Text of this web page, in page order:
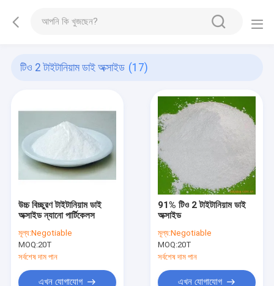
টিও 2 টাইটানিয়াম ডাই অক্সাইড (17)
উচ্চ বিচ্ছুরণ টাইটানিয়াম ডাই
অক্সাইড ন্যানো পার্টিকেলস
মূল্য:Negotiable
MOQ:20T
সর্বশেষ দাম পান
এখন যোগাযোগ
91% টিও 2 টাইটানিয়াম ডাই
অক্সাইড
মূল্য:Negotiable
MOQ:20T
সর্বশেষ দাম পান
এখন যোগাযোগ